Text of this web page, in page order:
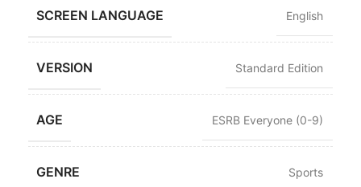
SCREEN LANGUAGE English
VERSION Standard Edition
AGE ESRB Everyone (0-9)
GENRE Sports